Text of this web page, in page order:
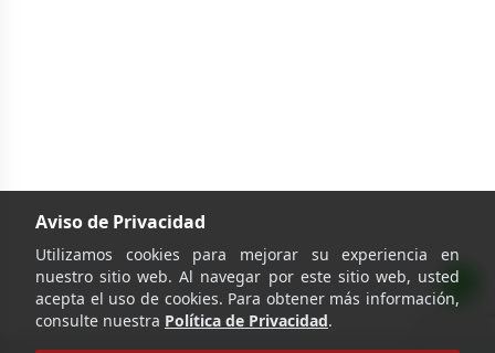
Aviso de Privacidad
Utilizamos cookies para mejorar su experiencia en
nuestro sitio web. Al navegar por este sitio web, usted
acepta el uso de cookies. Para obtener más información,
consulte nuestra Política de Privacidad.